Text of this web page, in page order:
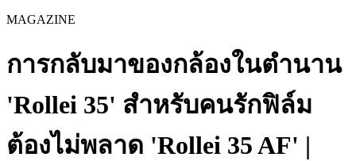
MAGAZINE
การกลับมาของกล้องในตำนาน
'Rollei 35' สำหรับคนรักฟิล์ม
ต้องไม่พลาด 'Rollei 35 AF' |